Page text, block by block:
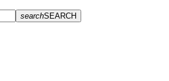
searchSEARCH